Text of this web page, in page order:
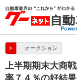
オークション
上半期期末大商
率７４％の好結果